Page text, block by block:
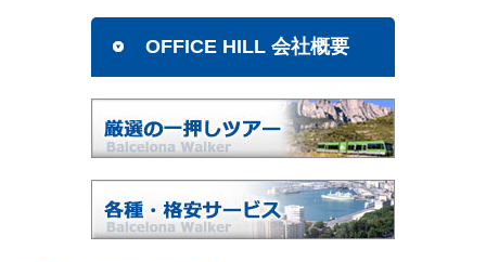
OFFICE HILL 会社概要